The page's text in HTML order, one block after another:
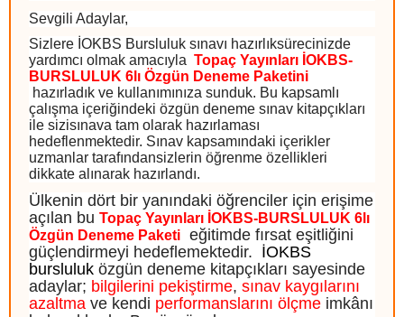
Sevgili Adaylar,
Sizlere İOKBS Bursluluk sınavı hazırlıksürecinizde
yardımcı olmak amacıyla Topaç Yayınları İOKBS-
BURSLULUK 6lı Özgün Deneme Paketini
hazırladık ve kullanımınıza sunduk. Bu kapsamlı
çalışma içeriğindeki özgün deneme sınav kitapçıkları
ile sizisınava tam olarak hazırlaması
hedeflenmektedir. Sınav kapsamındaki içerikler
uzmanlar tarafındansizlerin öğrenme özellikleri
dikkate alınarak hazırlandı.
Ülkenin dört bir yanındaki öğrenciler için erişime
açılan bu Topaç Yayınları İOKBS-BURSLULUK 6lı
Özgün Deneme Paketi eğitimde fırsat eşitliğini
güçlendirmeyi hedeflemektedir. İOKBS
bursluluk özgün deneme kitapçıkları sayesinde
adaylar; bilgilerini pekiştirme, sınav kaygılarını
azaltma ve kendi performanslarını ölçme imkânı